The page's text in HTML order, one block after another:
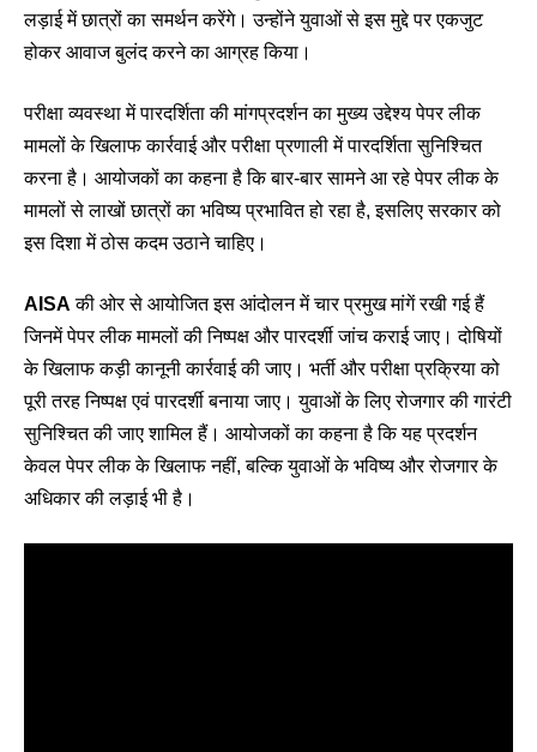
लड़ाई में छात्रों का समर्थन करेंगे। उन्होंने युवाओं से इस मुद्दे पर एकजुट
होकर आवाज बुलंद करने का आग्रह किया।
परीक्षा व्यवस्था में पारदर्शिता की मांगप्रदर्शन का मुख्य उद्देश्य पेपर लीक
मामलों के खिलाफ कार्रवाई और परीक्षा प्रणाली में पारदर्शिता सुनिश्चित
करना है। आयोजकों का कहना है कि बार-बार सामने आ रहे पेपर लीक के
मामलों से लाखों छात्रों का भविष्य प्रभावित हो रहा है, इसलिए सरकार को
इस दिशा में ठोस कदम उठाने चाहिए।
AISA की ओर से आयोजित इस आंदोलन में चार प्रमुख मांगें रखी गई हैं
जिनमें पेपर लीक मामलों की निष्पक्ष और पारदर्शी जांच कराई जाए। दोषियों
के खिलाफ कड़ी कानूनी कार्रवाई की जाए। भर्ती और परीक्षा प्रक्रिया को
पूरी तरह निष्पक्ष एवं पारदर्शी बनाया जाए। युवाओं के लिए रोजगार की गारंटी
सुनिश्चित की जाए शामिल हैं। आयोजकों का कहना है कि यह प्रदर्शन
केवल पेपर लीक के खिलाफ नहीं, बल्कि युवाओं के भविष्य और रोजगार के
अधिकार की लड़ाई भी है।